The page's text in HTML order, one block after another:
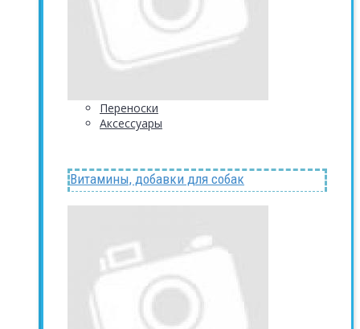
Переноски
Аксессуары
Витамины, добавки для собак